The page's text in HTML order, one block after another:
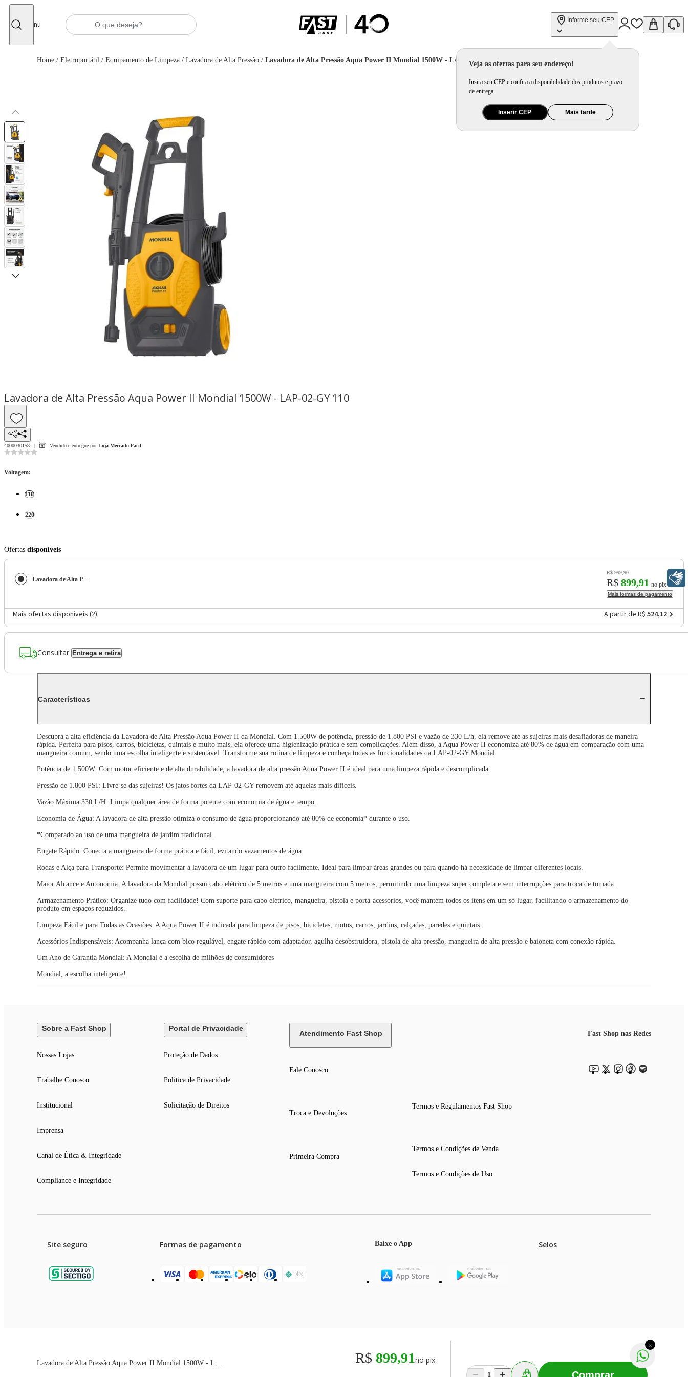
Menu
Informe seu CEP
Veja as ofertas para seu endereço!
Insira seu CEP e confira a disponibilidade dos produtos e prazo
de entrega.
Inserir CEP Mais tarde
Home / Eletroportátil / Equipamento de Limpeza / Lavadora de Alta Pressão / Lavadora de Alta Pressão Aqua Power II Mondial 1500W - LAP-02-GY
R$ 899,91no pix
1 Comprar
Lavadora de Alta Pressão Aqua Power II Mondial 1500W - LAP-02-GY 110
4000030158 Vendido e entregue por Loja Mercado Facil
Voltagem:
110
220
Ofertas disponíveis
Lavadora de Alta Pressão Aqua Power II Mondial 1500W - LAP-02-GY
R$ 999,90
R$ 899,91 no pix
Mais formas de pagamento
Mais ofertas disponíveis (2) A partir de R$ 524,12
Consultar Entrega e retira
Características
Descubra a alta eficiência da Lavadora de Alta Pressão Aqua Power II da Mondial. Com 1.500W de potência, pressão de 1.800 PSI e vazão de 330 L/h, ela remove até as sujeiras mais desafiadoras de maneira
rápida. Perfeita para pisos, carros, bicicletas, quintais e muito mais, ela oferece uma higienização prática e sem complicações. Além disso, a Aqua Power II economiza até 80% de água em comparação com uma
mangueira comum, sendo uma escolha inteligente e sustentável. Transforme sua rotina de limpeza e conheça todas as funcionalidades da LAP-02-GY Mondial
Potência de 1.500W: Com motor eficiente e de alta durabilidade, a lavadora de alta pressão Aqua Power II é ideal para uma limpeza rápida e descomplicada.
Pressão de 1.800 PSI: Livre-se das sujeiras! Os jatos fortes da LAP-02-GY removem até aquelas mais difíceis.
Vazão Máxima 330 L/H: Limpa qualquer área de forma potente com economia de água e tempo.
Economia de Água: A lavadora de alta pressão otimiza o consumo de água proporcionando até 80% de economia* durante o uso.
*Comparado ao uso de uma mangueira de jardim tradicional.
Engate Rápido: Conecta a mangueira de forma prática e fácil, evitando vazamentos de água.
Rodas e Alça para Transporte: Permite movimentar a lavadora de um lugar para outro facilmente. Ideal para limpar áreas grandes ou para quando há necessidade de limpar diferentes locais.
Maior Alcance e Autonomia: A lavadora da Mondial possui cabo elétrico de 5 metros e uma mangueira com 5 metros, permitindo uma limpeza super completa e sem interrupções para troca de tomada.
Armazenamento Prático: Organize tudo com facilidade! Com suporte para cabo elétrico, mangueira, pistola e porta-acessórios, você mantém todos os itens em um só lugar, facilitando o armazenamento do
produto em espaços reduzidos.
Limpeza Fácil e para Todas as Ocasiões: A Aqua Power II é indicada para limpeza de pisos, bicicletas, motos, carros, jardins, calçadas, paredes e quintais.
Acessórios Indispensáveis: Acompanha lança com bico regulável, engate rápido com adaptador, agulha desobstruidora, pistola de alta pressão, mangueira de alta pressão e baioneta com conexão rápida.
Um Ano de Garantia Mondial: A Mondial é a escolha de milhões de consumidores
Mondial, a escolha inteligente!
Sobre a Fast Shop
Nossas Lojas
Trabalhe Conosco
Institucional
Imprensa
Canal de Ética & Integridade
Compliance e Integridade
Portal de Privacidade
Proteção de Dados
Politica de Privacidade
Solicitação de Direitos
Atendimento Fast Shop
Fale Conosco
Troca e Devoluções
Primeira Compra
Termos e Regulamentos Fast Shop
Termos e Condições de Venda
Termos e Condições de Uso
Fast Shop nas Redes
Site seguro Formas de pagamento Baixe o App Selos
Preços e condições de pagamento válidos exclusivamente para compras efetuadas no site, podendo diferir na rede de lojas físicas.
As imagens dos produtos são meramente ilustrativas. Todos os preços e condições comerciais estão sujeitos a alteração sem aviso prévio. Fast Shop S. A. CNPJ: 43.708.379/0001-
Libras